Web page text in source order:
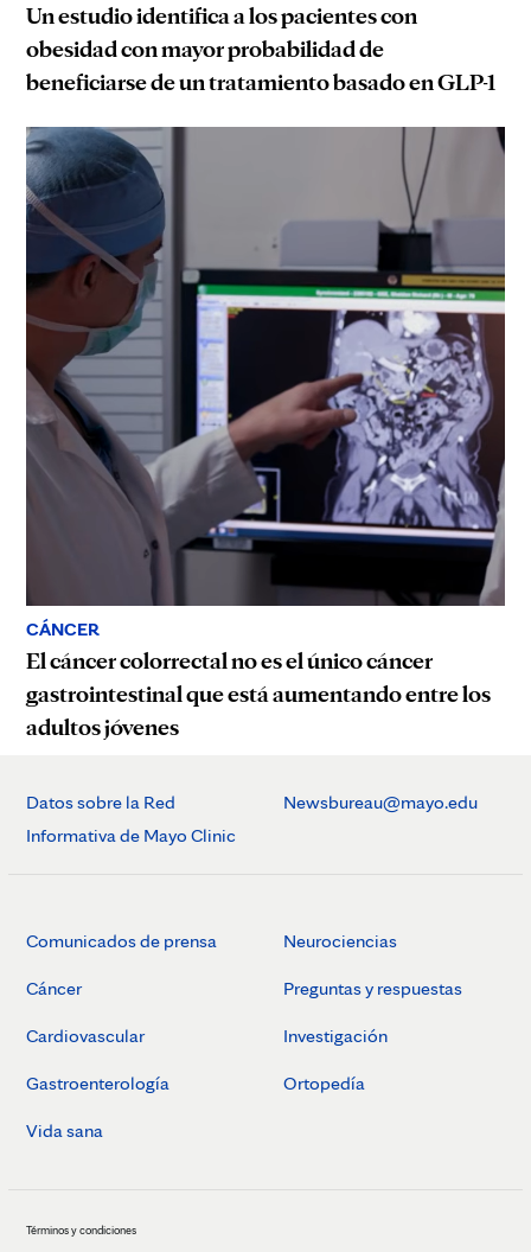
Un estudio identifica a los pacientes con
obesidad con mayor probabilidad de
beneficiarse de un tratamiento basado en GLP-1
CÁNCER
El cáncer colorrectal no es el único cáncer
gastrointestinal que está aumentando entre los
adultos jóvenes
Datos sobre la Red
Informativa de Mayo Clinic
Newsbureau@mayo.edu
Comunicados de prensa
Cáncer
Cardiovascular
Gastroenterología
Vida sana
Neurociencias
Preguntas y respuestas
Investigación
Ortopedía
Términos y condiciones